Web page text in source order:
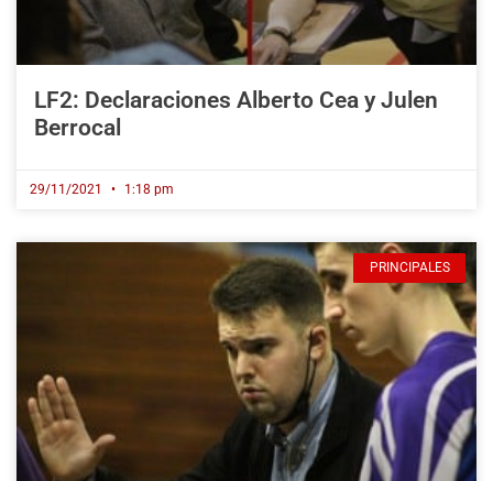
LF2: Declaraciones Alberto Cea y Julen
Berrocal
29/11/2021 1:18 pm
PRINCIPALES